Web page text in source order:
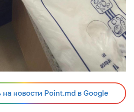
новости Point.md в Google